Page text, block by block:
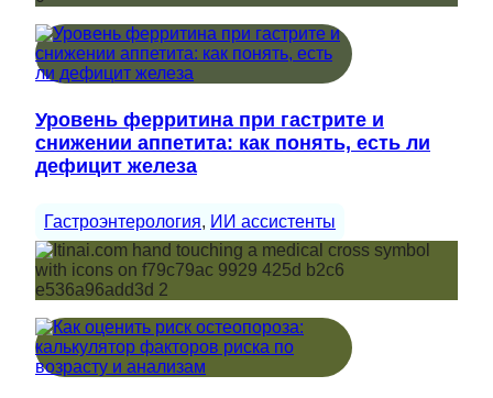
Уровень ферритина при гастрите и
снижении аппетита: как понять, есть ли
дефицит железа
Гастроэнтерология, ИИ ассистенты